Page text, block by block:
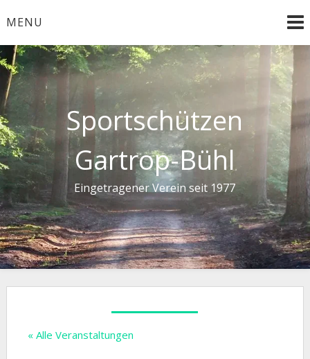
toMENU
Sportschützen
Gartrop-Bühl
Eingetragener Verein seit 1977
« Alle Veranstaltungen